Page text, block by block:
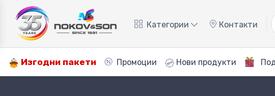
Категории Контакти
Изгодни пакети Промоции Нови продукти